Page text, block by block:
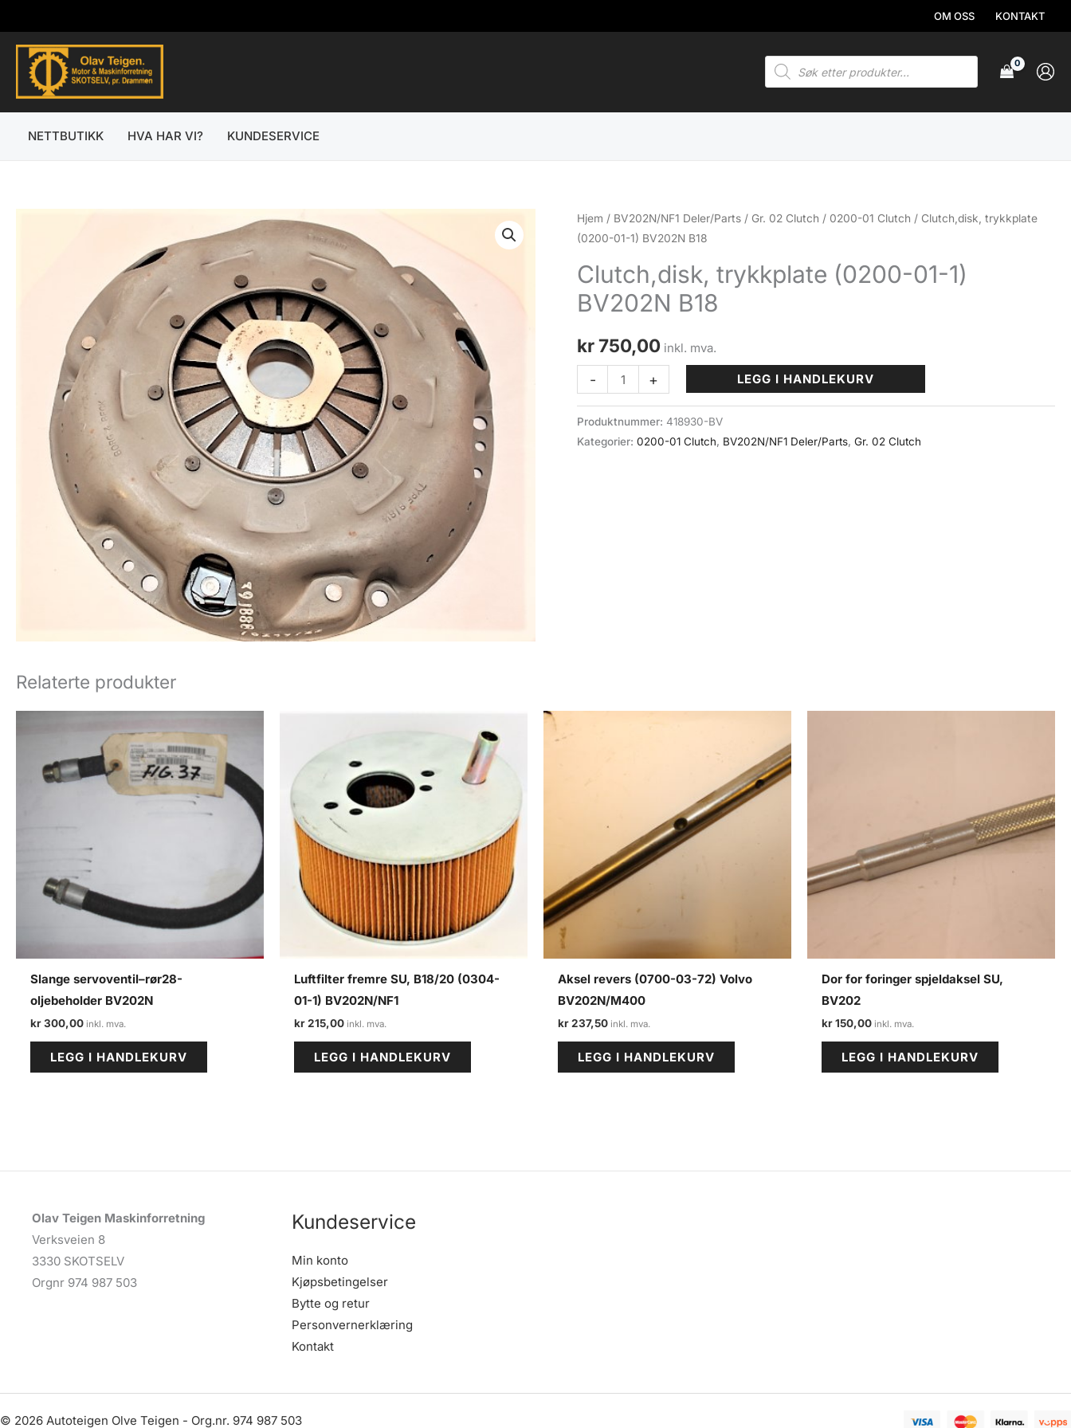
rett
innholdet
OM OSS KONTAKT
Products
search
NETTBUTIKK HVA HAR VI? KUNDESERVICE
Hjem / BV202N/NF1 Deler/Parts / Gr. 02 Clutch / 0200-01 Clutch / Clutch,disk, trykkplate
(0200-01-1) BV202N B18
Clutch,disk, trykkplate (0200-01-1)
BV202N B18
kr750,00 inkl. mva.
-
Clutch,disk,
trykkplate
(0200-
01-
+ LEGG I HANDLEKURV
Produktnummer:418930-BV
Kategorier:0200-01 Clutch, BV202N/NF1 Deler/Parts,Gr. 02 Clutch
Relaterte produkter
Slange servoventil–rør28-
oljebeholder BV202N
kr300,00
LEGG I HANDLEKURV
Luftfilter fremre SU, B18/20 (0304-
01-1) BV202N/NF1
kr215,00
LEGG I HANDLEKURV
Aksel revers (0700-03-72) Volvo
BV202N/M400
kr237,50
LEGG I HANDLEKURV
Dor for foringer spjeldaksel SU,
BV202
kr150,00
LEGG I HANDLEKURV
Olav Teigen Maskinforretning
Verksveien 8
3330 SKOTSELV
Orgnr 974 987 503
Kundeservice
Min konto
Kjøpsbetingelser
Bytte og retur
Personvernerklæring
Kontakt
© 2026 Autoteigen Olve Teigen - Org.nr. 974 987 503